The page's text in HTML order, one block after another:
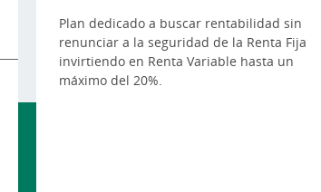
Plan dedicado a buscar rentabilidad sin
renunciar a la seguridad de la Renta Fija
invirtiendo en Renta Variable hasta un
máximo del 20%.